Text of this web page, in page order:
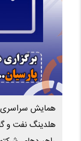
همایش سراسری
هلدینگ نفت و